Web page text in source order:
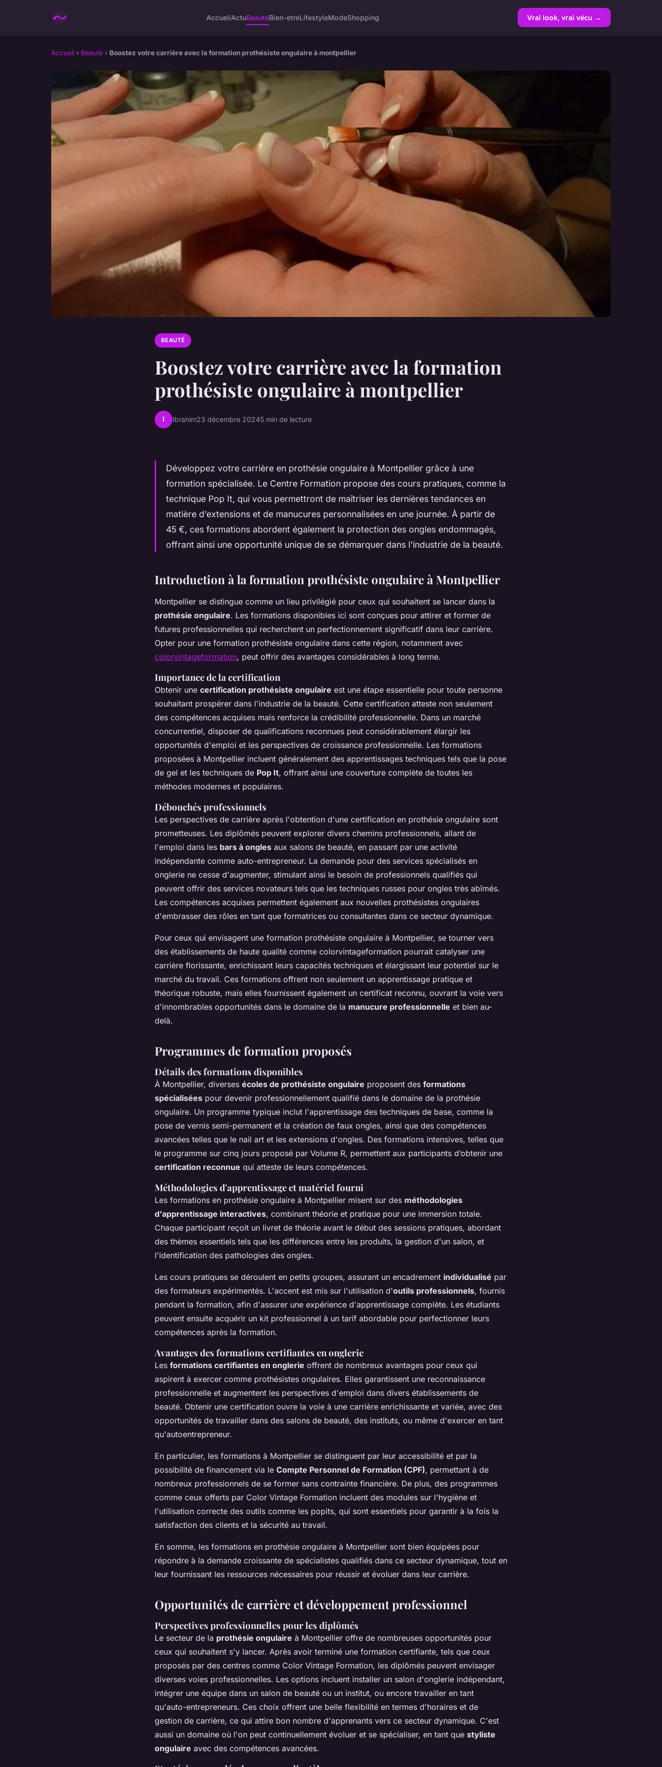
AccueilActuBeautéBien-etreLifestyleModeShopping Vrai look, vrai vécu →
Accueil › Beauté › Boostez votre carrière avec la formation prothésiste ongulaire à montpellier
BEAUTÉ
Boostez votre carrière avec la formation
prothésiste ongulaire à montpellier
I Ibrahim23 décembre 20245 min de lecture
Développez votre carrière en prothésie ongulaire à Montpellier grâce à une
formation spécialisée. Le Centre Formation propose des cours pratiques, comme la
technique Pop It, qui vous permettront de maîtriser les dernières tendances en
matière d’extensions et de manucures personnalisées en une journée. À partir de
45 €, ces formations abordent également la protection des ongles endommagés,
offrant ainsi une opportunité unique de se démarquer dans l'industrie de la beauté.
Introduction à la formation prothésiste ongulaire à Montpellier
Montpellier se distingue comme un lieu privilégié pour ceux qui souhaitent se lancer dans la
prothésie ongulaire. Les formations disponibles ici sont conçues pour attirer et former de
futures professionnelles qui recherchent un perfectionnement significatif dans leur carrière.
Opter pour une formation prothésiste ongulaire dans cette région, notamment avec
colorvintageformation, peut offrir des avantages considérables à long terme.
Importance de la certification
Obtenir une certification prothésiste ongulaire est une étape essentielle pour toute personne
souhaitant prospérer dans l'industrie de la beauté. Cette certification atteste non seulement
des compétences acquises mais renforce la crédibilité professionnelle. Dans un marché
concurrentiel, disposer de qualifications reconnues peut considérablement élargir les
opportunités d'emploi et les perspectives de croissance professionnelle. Les formations
proposées à Montpellier incluent généralement des apprentissages techniques tels que la pose
de gel et les techniques de Pop It, offrant ainsi une couverture complète de toutes les
méthodes modernes et populaires.
Débouchés professionnels
Les perspectives de carrière après l'obtention d'une certification en prothésie ongulaire sont
prometteuses. Les diplômés peuvent explorer divers chemins professionnels, allant de
l'emploi dans les bars à ongles aux salons de beauté, en passant par une activité
indépendante comme auto-entrepreneur. La demande pour des services spécialisés en
onglerie ne cesse d'augmenter, stimulant ainsi le besoin de professionnels qualifiés qui
peuvent offrir des services novateurs tels que les techniques russes pour ongles très abîmés.
Les compétences acquises permettent également aux nouvelles prothésistes ongulaires
d'embrasser des rôles en tant que formatrices ou consultantes dans ce secteur dynamique.
Pour ceux qui envisagent une formation prothésiste ongulaire à Montpellier, se tourner vers
des établissements de haute qualité comme colorvintageformation pourrait catalyser une
carrière florissante, enrichissant leurs capacités techniques et élargissant leur potentiel sur le
marché du travail. Ces formations offrent non seulement un apprentissage pratique et
théorique robuste, mais elles fournissent également un certificat reconnu, ouvrant la voie vers
d'innombrables opportunités dans le domaine de la manucure professionnelle et bien au-
delà.
Programmes de formation proposés
Détails des formations disponibles
À Montpellier, diverses écoles de prothésiste ongulaire proposent des formations
spécialisées pour devenir professionnellement qualifié dans le domaine de la prothésie
ongulaire. Un programme typique inclut l'apprentissage des techniques de base, comme la
pose de vernis semi-permanent et la création de faux ongles, ainsi que des compétences
avancées telles que le nail art et les extensions d'ongles. Des formations intensives, telles que
le programme sur cinq jours proposé par Volume R, permettent aux participants d’obtenir une
certification reconnue qui atteste de leurs compétences.
Méthodologies d'apprentissage et matériel fourni
Les formations en prothésie ongulaire à Montpellier misent sur des méthodologies
d'apprentissage interactives, combinant théorie et pratique pour une immersion totale.
Chaque participant reçoit un livret de théorie avant le début des sessions pratiques, abordant
des thèmes essentiels tels que les différences entre les produits, la gestion d'un salon, et
l'identification des pathologies des ongles.
Les cours pratiques se déroulent en petits groupes, assurant un encadrement individualisé par
des formateurs expérimentés. L'accent est mis sur l'utilisation d'outils professionnels, fournis
pendant la formation, afin d'assurer une expérience d'apprentissage complète. Les étudiants
peuvent ensuite acquérir un kit professionnel à un tarif abordable pour perfectionner leurs
compétences après la formation.
Avantages des formations certifiantes en onglerie
Les formations certifiantes en onglerie offrent de nombreux avantages pour ceux qui
aspirent à exercer comme prothésistes ongulaires. Elles garantissent une reconnaissance
professionnelle et augmentent les perspectives d'emploi dans divers établissements de
beauté. Obtenir une certification ouvre la voie à une carrière enrichissante et variée, avec des
opportunités de travailler dans des salons de beauté, des instituts, ou même d'exercer en tant
qu'autoentrepreneur.
En particulier, les formations à Montpellier se distinguent par leur accessibilité et par la
possibilité de financement via le Compte Personnel de Formation (CPF), permettant à de
nombreux professionnels de se former sans contrainte financière. De plus, des programmes
comme ceux offerts par Color Vintage Formation incluent des modules sur l'hygiène et
l'utilisation correcte des outils comme les popits, qui sont essentiels pour garantir à la fois la
satisfaction des clients et la sécurité au travail.
En somme, les formations en prothésie ongulaire à Montpellier sont bien équipées pour
répondre à la demande croissante de spécialistes qualifiés dans ce secteur dynamique, tout en
leur fournissant les ressources nécessaires pour réussir et évoluer dans leur carrière.
Opportunités de carrière et développement professionnel
Perspectives professionnelles pour les diplômés
Le secteur de la prothésie ongulaire à Montpellier offre de nombreuses opportunités pour
ceux qui souhaitent s'y lancer. Après avoir terminé une formation certifiante, tels que ceux
proposés par des centres comme Color Vintage Formation, les diplômés peuvent envisager
diverses voies professionnelles. Les options incluent installer un salon d'onglerie indépendant,
intégrer une équipe dans un salon de beauté ou un institut, ou encore travailler en tant
qu'auto-entrepreneurs. Ces choix offrent une belle flexibilité en termes d'horaires et de
gestion de carrière, ce qui attire bon nombre d'apprenants vers ce secteur dynamique. C'est
aussi un domaine où l'on peut continuellement évoluer et se spécialiser, en tant que styliste
ongulaire avec des compétences avancées.